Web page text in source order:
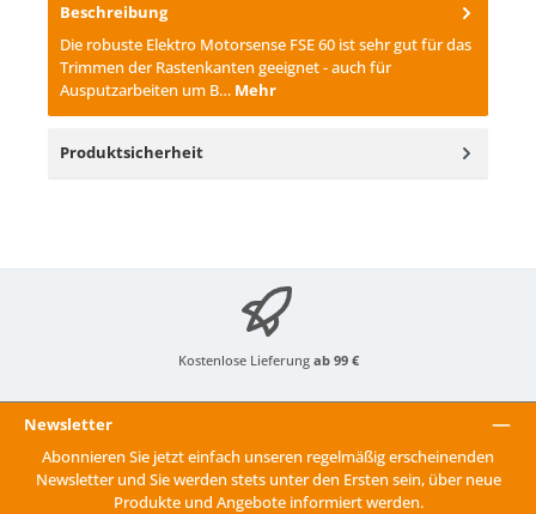
Beschreibung
Die robuste Elektro Motorsense FSE 60 ist sehr gut für das
Trimmen der Rastenkanten geeignet - auch für
Ausputzarbeiten um B… Mehr
Produktsicherheit
Kostenlose Lieferung ab 99 €
Newsletter
Abonnieren Sie jetzt einfach unseren regelmäßig erscheinenden
Newsletter und Sie werden stets unter den Ersten sein, über neue
Produkte und Angebote informiert werden.